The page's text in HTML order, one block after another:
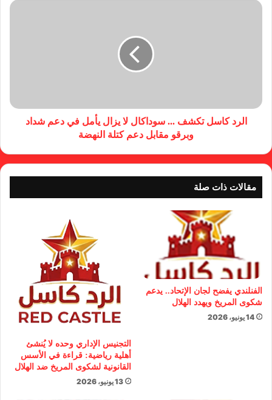
الرد كاسل تكشف ... سوداكال لا يزال يأمل في دعم شداد
وبرقو مقابل دعم كتلة النهضة
مقالات ذات صلة
الفنلندي يفضح لجان الإتحاد.. يدعم
شكوى المريخ ويهدد الهلال
14 يونيو، 2026
التجنيس الإداري وحده لا يُنشئ
أهلية رياضية: قراءة في الأسس
القانونية لشكوى المريخ ضد الهلال
13 يونيو، 2026